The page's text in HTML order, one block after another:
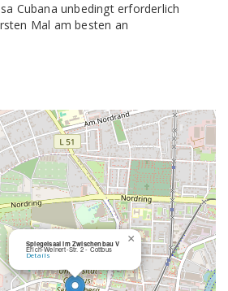
Cubana unbedingt erforderlich
Mal am besten an
Spiegelsaal im Zwischenbau V
Erich-Weinert-Str. 2 - Cottbus
Details
×